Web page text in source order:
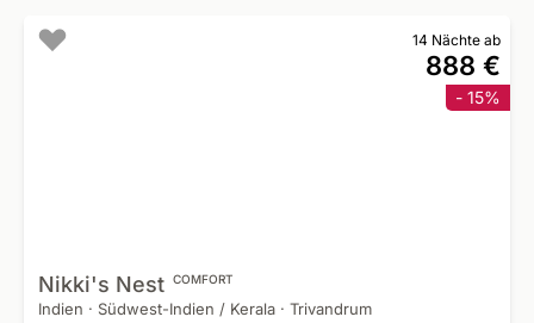
14 Nächte ab
888 €
- 15%
Nikki's Nest COMFORT
Indien · Südwest-Indien / Kerala · Trivandrum